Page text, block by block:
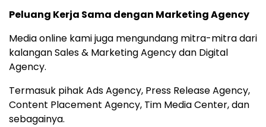
Peluang Kerja Sama dengan Marketing Agency
Media online kami juga mengundang mitra-mitra dari
kalangan Sales & Marketing Agency dan Digital
Agency.
Termasuk pihak Ads Agency, Press Release Agency,
Content Placement Agency, Tim Media Center, dan
sebagainya.